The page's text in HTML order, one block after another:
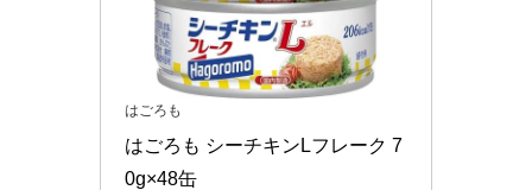
はごろも
はごろも シーチキンLフレーク 7
0g×48缶